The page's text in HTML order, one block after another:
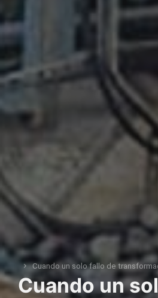
You are here:
Cuando un solo fallo de
Cuando un